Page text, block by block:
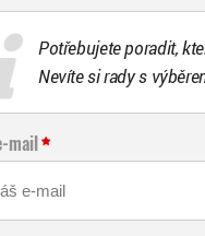
Potřebujete poradit,
Nevíte si rady s
mail